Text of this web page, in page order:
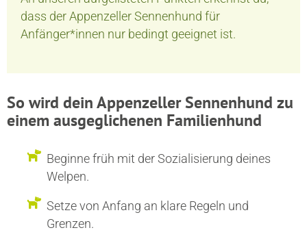
dass der Appenzeller Sennenhund für
Anfänger*innen nur bedingt geeignet ist.
So wird dein Appenzeller Sennenhund zu
einem ausgeglichenen Familienhund
Beginne früh mit der Sozialisierung deines
Welpen.
Setze von Anfang an klare Regeln und
Grenzen.